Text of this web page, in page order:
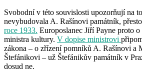
Svobodní v této souvislosti upozorňují na
nevybudovala A. Rašínovi památník,
roce 1933. Europoslanec Jiří Payne proto
ministra kultury. V dopise ministrovi
zákona – o zřízení pomníků A. Rašínovi a
Štefánikovi – už Štefánikův památník v
dosud ne.